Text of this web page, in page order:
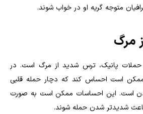
متوجه گریه او در خواب شوند.
مرگ
حملات پانیک، ترس شدید از مرگ است. در
است احساس کند که دچار حمله قلبی
است. این احساسات ممکن است به صورت
شدیدتر شدن حمله شوند.